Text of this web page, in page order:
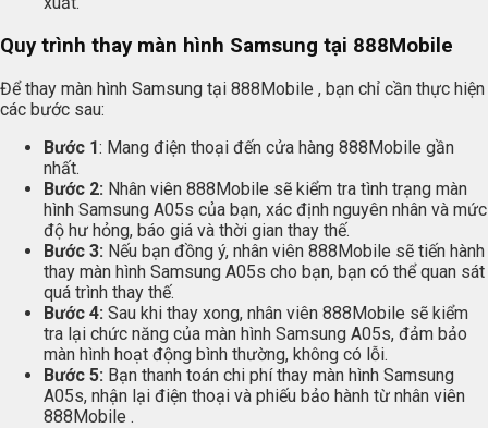
Quy trình thay màn hình Samsung tại 888Mobile
Để thay màn hình Samsung tại 888Mobile , bạn chỉ cần thực hiện
các bước sau:
Bước 1: Mang điện thoại đến cửa hàng 888Mobile gần
nhất.
Bước 2: Nhân viên 888Mobile sẽ kiểm tra tình trạng màn
hình Samsung A05s của bạn, xác định nguyên nhân và mức
độ hư hỏng, báo giá và thời gian thay thế.
Bước 3: Nếu bạn đồng ý, nhân viên 888Mobile sẽ tiến hành
thay màn hình Samsung A05s cho bạn, bạn có thể quan sát
quá trình thay thế.
Bước 4: Sau khi thay xong, nhân viên 888Mobile sẽ kiểm
tra lại chức năng của màn hình Samsung A05s, đảm bảo
màn hình hoạt động bình thường, không có lỗi.
Bước 5: Bạn thanh toán chi phí thay màn hình Samsung
A05s, nhận lại điện thoại và phiếu bảo hành từ nhân viên
888Mobile .